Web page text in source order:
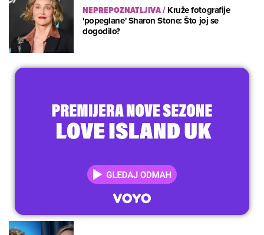
NEPREPOZNATLJIVA/Kruže fotografije
'popeglane' Sharon Stone: Što joj se
dogodilo?